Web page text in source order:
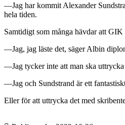
—Jag har kommit Alexander
hela tiden.
Samtidigt som många hävdar att
—Jag, jag läste det, säger Albin
—Jag tycker inte att man ska uttrycka
—Jag och Sundstrand är ett
Eller för att uttrycka det med